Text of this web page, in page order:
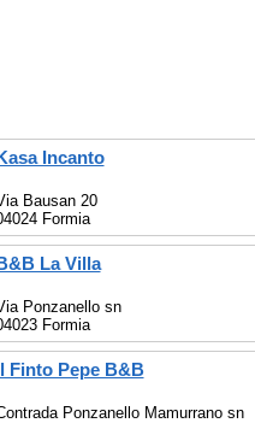
Incanto
Bausan 20
Formia
La Villa
Ponzanello sn
Formia
Finto Pepe B&B
Ponzanello Mamurrano sn